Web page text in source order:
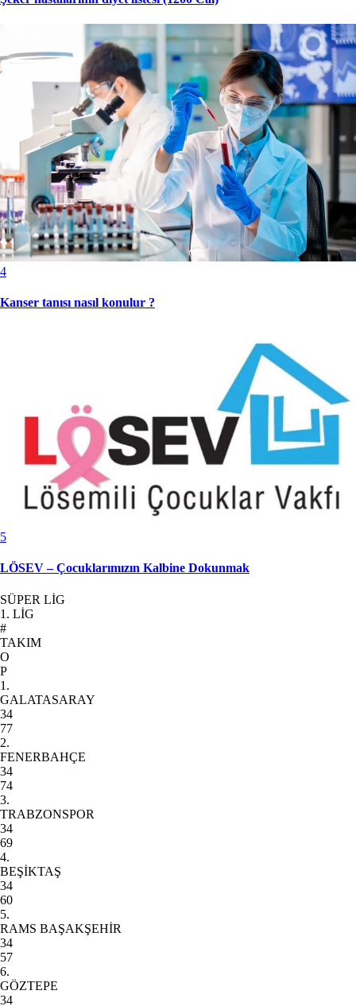
4
Kanser tanısı nasıl konulur ?
5
LÖSEV – Çocuklarımızın Kalbine Dokunmak
SÜPER LİG
1. LİG
#
TAKIM
O
P
1.
GALATASARAY
34
77
2.
FENERBAHÇE
34
74
3.
TRABZONSPOR
34
69
4.
BEŞİKTAŞ
34
60
5.
RAMS BAŞAKŞEHİR
34
57
6.
GÖZTEPE
34